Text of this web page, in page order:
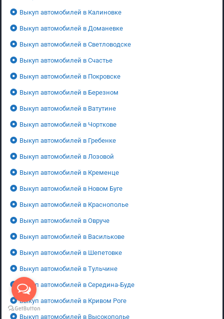
Выкуп автомобилей в Калиновке
Выкуп автомобилей в Доманевке
Выкуп автомобилей в Светловодске
Выкуп автомобилей в Счастье
Выкуп автомобилей в Покровске
Выкуп автомобилей в Березном
Выкуп автомобилей в Ватутине
Выкуп автомобилей в Чорткове
Выкуп автомобилей в Гребенке
Выкуп автомобилей в Лозовой
Выкуп автомобилей в Кременце
Выкуп автомобилей в Новом Буге
Выкуп автомобилей в Краснополье
Выкуп автомобилей в Овруче
Выкуп автомобилей в Василькове
Выкуп автомобилей в Шепетовке
Выкуп автомобилей в Тульчине
Выкуп автомобилей в Середина-Буде
Выкуп автомобилей в Кривом Роге
Выкуп автомобилей в Высокополье